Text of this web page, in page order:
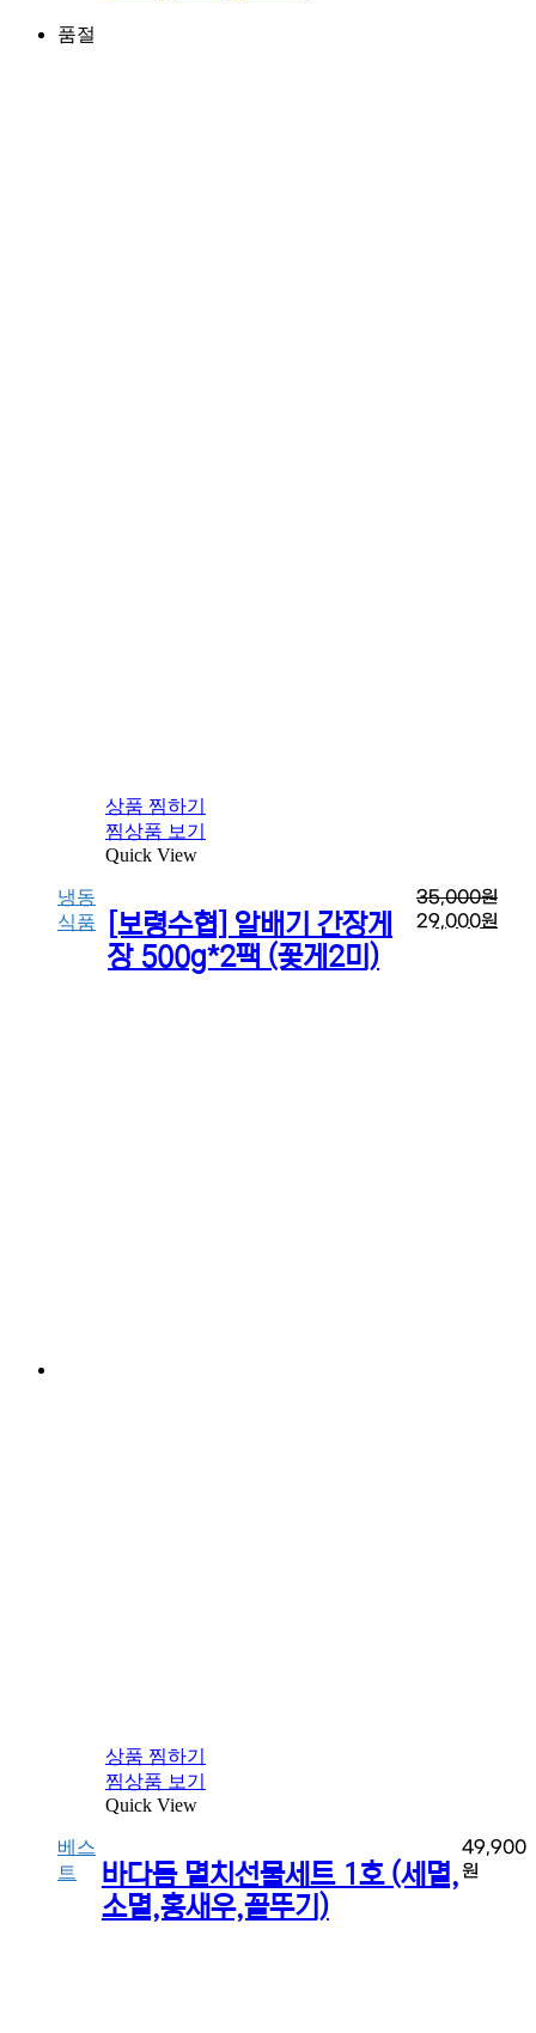
품절
상품 찜하기
찜상품 보기
Quick View
냉동
식품
[보령수협] 알배기 간장게
장 500g*2팩 (꽃게2미)
35,000원
29,000원
상품 찜하기
찜상품 보기
Quick View
베스
트
바다듬 멸치선물세트 1호 (세멸,
소멸,홍새우,꼴뚜기)
49,900
원